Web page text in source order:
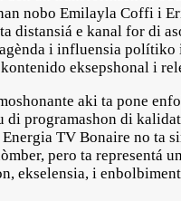
nobo Emilayla Coffi i
distansiá e kanal for di
i influensia polítiko
eksepshonal i
aki ta pone
di programashon di
TV Bonaire no ta
pero ta representá
ekselensia, i